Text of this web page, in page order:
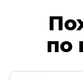
по